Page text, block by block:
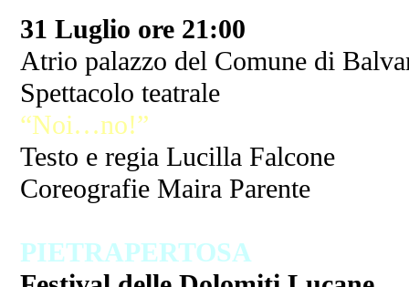
31 Luglio ore 21:00
Atrio palazzo del Comune di
Spettacolo teatrale
“Noi…no!”
Testo e regia Lucilla Falcone
Coreografie Maira Parente
PIETRAPERTOSA